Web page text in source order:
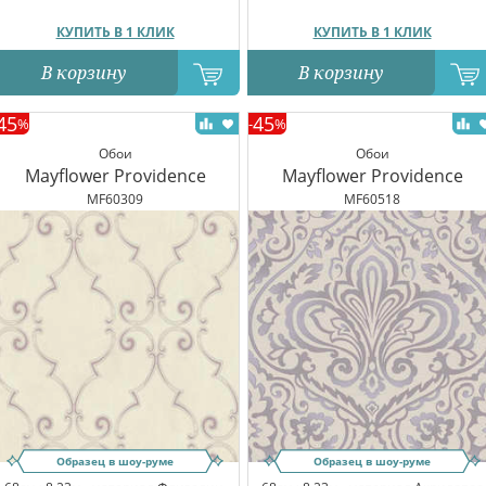
КУПИТЬ В 1 КЛИК
В корзину
КУПИТЬ В 1 КЛИК
В корзину
Обои
Mayflower Providence
MF60309
%
Образец в шоу-руме
Обои
Mayflower Providence
MF60518
-45%
Образец в шоу-руме